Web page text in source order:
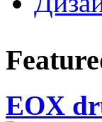
EOX